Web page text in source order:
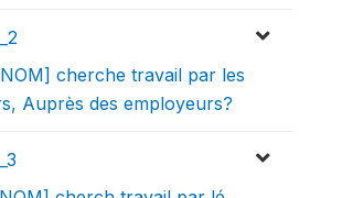
cherche travail par les
Auprès des employeurs?